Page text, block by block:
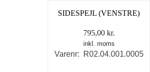
SIDESPEJL (VENSTRE)
795,00 kr.
inkl. moms
Varenr: R02.04.001.0005